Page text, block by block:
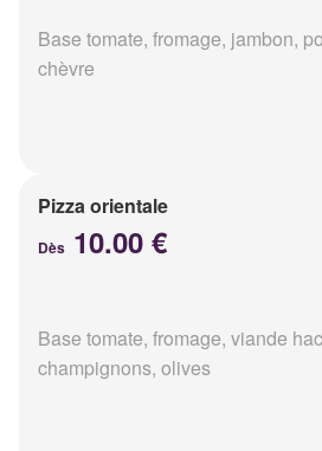
Base tomate, fromage, jambon,
chèvre
Pizza orientale
Dès 10.00 €
Base tomate, fromage, viande
champignons, olives